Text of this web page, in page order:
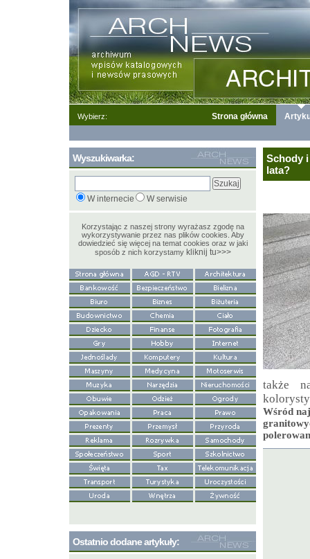
Wybierz: Strona główna
Schody
lata?
także
Wśród
Wyszukiwarka:
W internecie W serwisie
Korzystając z naszej strony wyrażasz zgodę na
wykorzystywanie przez nas plików cookies. Aby
dowiedzieć się więcej na temat cookies oraz w jaki
sposób z nich korzystamy kliknij tu>>>
Ostatnio dodane artykuły: